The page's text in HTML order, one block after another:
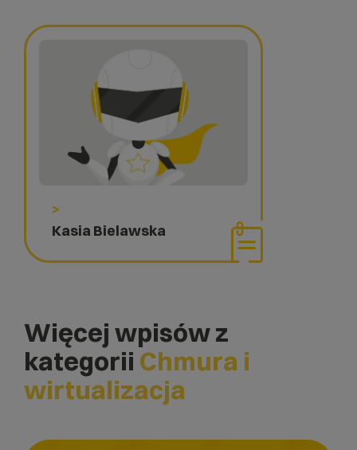
>
Kasia Bielawska
Więcej wpisów z
kategorii Chmura i
wirtualizacja